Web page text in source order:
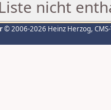
nicht
© 2006-2026 Heinz Herzog,